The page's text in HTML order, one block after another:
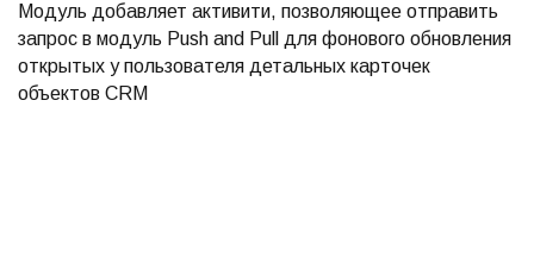
Модуль добавляет активити, позволяющее отправить
запрос в модуль Push and Pull для фонового обновления
открытых у пользователя детальных карточек
объектов CRM